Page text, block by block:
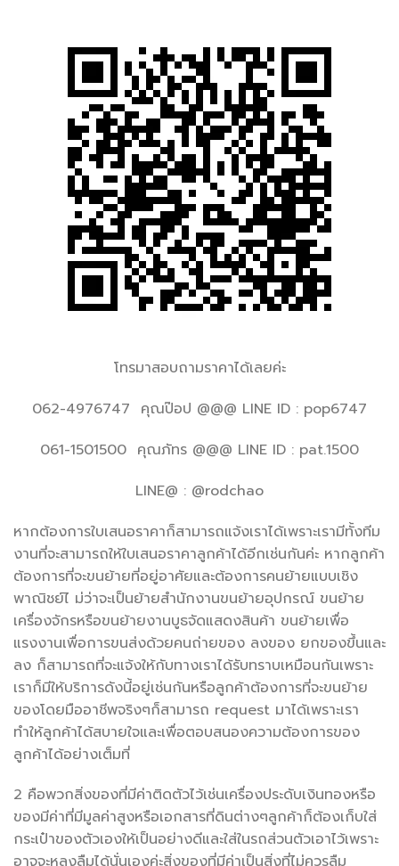
โทรมาสอบถามราคาได้เลยค่ะ
062-4976747 คุณป๊อป @@@ LINE ID : pop6747
061-1501500 คุณภัทร @@@ LINE ID : pat.1500
LINE@ : @rodchao
หากต้องการใบเสนอราคาก็สามารถแจ้งเราได้เพราะเรามีทั้งทีม
งานที่จะสามารถให้ใบเสนอราคาลูกค้าได้อีกเช่นกันค่ะ หากลูกค้า
ต้องการที่จะขนย้ายที่อยู่อาศัยและต้องการคนย้ายแบบเชิง
พาณิชย์ไ ม่ว่าจะเป็นย้ายสำนักงานขนย้ายอุปกรณ์ ขนย้าย
เครื่องจักรหรือขนย้ายงานบูธจัดแสดงสินค้า ขนย้ายเพื่อ
แรงงานเพื่อการขนส่งด้วยคนถ่ายของ ลงของ ยกของขึ้นและ
ลง ก็สามารถที่จะแจ้งให้กับทางเราได้รับทราบเหมือนกันเพราะ
เราก็มีให้บริการดังนี้อยู่เช่นกันหรือลูกค้าต้องการที่จะขนย้าย
ของโดยมืออาชีพจริงๆก็สามารถ request มาได้เพราะเรา
ทำให้ลูกค้าได้สบายใจและเพื่อตอบสนองความต้องการของ
ลูกค้าได้อย่างเต็มที่
2 คือพวกสิ่งของที่มีค่าติดตัวไว้เช่นเครื่องประดับเงินทองหรือ
ของมีค่าที่มีมูลค่าสูงหรือเอกสารที่ดินต่างๆลูกค้าก็ต้องเก็บใส่
กระเป๋าของตัวเองให้เป็นอย่างดีและใส่ในรถส่วนตัวเอาไว้เพราะ